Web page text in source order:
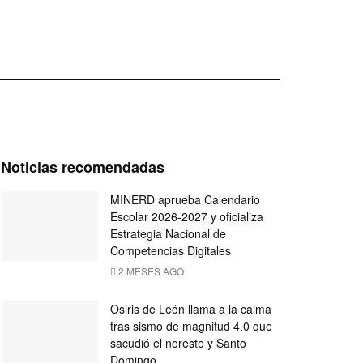
Noticias recomendadas
MINERD aprueba Calendario
Escolar 2026-2027 y oficializa
Estrategia Nacional de
Competencias Digitales
2 MESES AGO
Osiris de León llama a la calma
tras sismo de magnitud 4.0 que
sacudió el noreste y Santo